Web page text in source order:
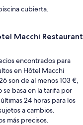
cubierta.
Macchi Restaurant
encontrados para
en Hôtel Macchi
son de al menos 103 €,
se basa en la tarifa por
24 horas para los
a cambios.
más precisos.